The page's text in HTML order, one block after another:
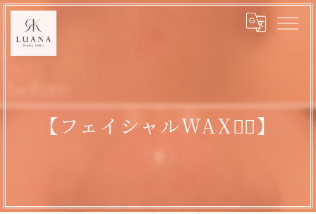
【フェイシャルWAX💆‍♀️】